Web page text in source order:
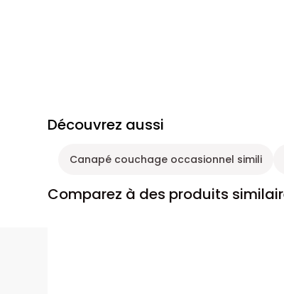
Découvrez aussi
Canapé couchage occasionnel simili
Comparez à des produits